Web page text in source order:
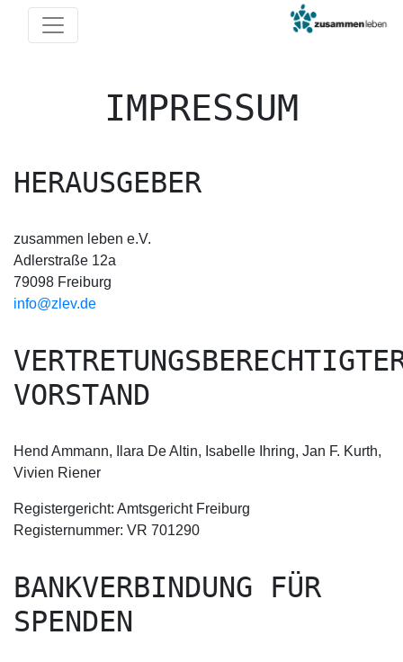
IMPRESSUM
HERAUSGEBER
zusammen leben e.V.
Adlerstraße 12a
79098 Freiburg
info@zlev.de
VORSTAND
Hend Ammann, Ilara De Altin, Isabelle Ihring, Jan F. Kurth,
Vivien Riener
Registergericht: Amtsgericht Freiburg
Registernummer: VR 701290
BANKVERBINDUNG FÜR
SPENDEN